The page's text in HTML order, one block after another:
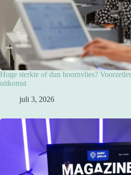
Hoge sterkte of dun hoornvlies?
uitkomst
juli 3, 2026